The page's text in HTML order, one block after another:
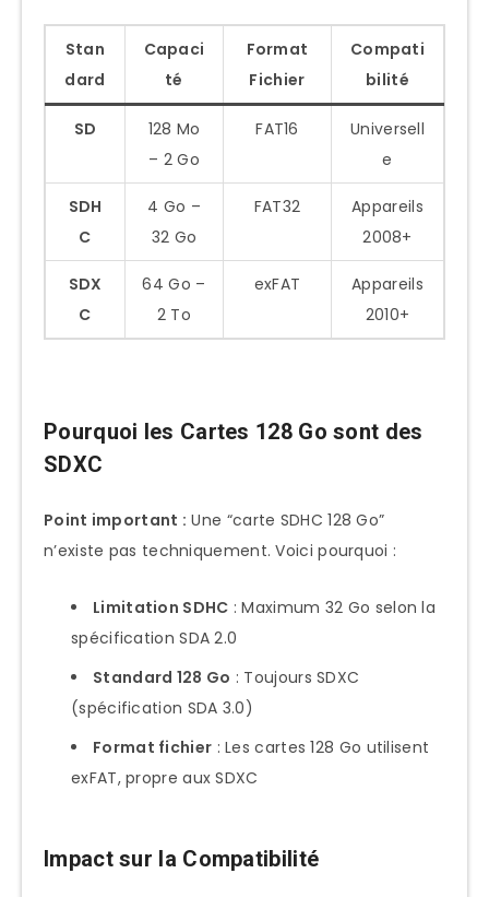
Stan
dard
Capaci
té
Format
Fichier
Compati
bilité
SD
128 Mo
– 2 Go
FAT16
Universell
e
SDH
C
4 Go –
32 Go
FAT32
Appareils
2008+
SDX
C
64 Go –
2 To
exFAT
Appareils
2010+
Pourquoi les Cartes 128 Go sont des
SDXC
Point important : Une “carte SDHC 128 Go”
n’existe pas techniquement. Voici pourquoi :
Limitation SDHC : Maximum 32 Go selon la
spécification SDA 2.0
Standard 128 Go : Toujours SDXC
(spécification SDA 3.0)
Format fichier : Les cartes 128 Go utilisent
exFAT, propre aux SDXC
Impact sur la Compatibilité